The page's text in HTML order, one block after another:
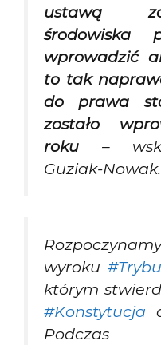
ustawą
środowiska
wprowadzić
to tak
do prawa
zostało
roku –
Guziak-Nowak.
wyroku
którym
#Konstytucja